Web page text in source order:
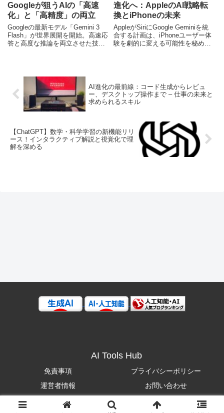
Googleが狙うAIの「高速
化」と「高精度」の両立
Googleの最新モデル「Gemini 3
Flash」が世界展開を開始。高速応
答と高度な推論を両立させた技術
進化へ：AppleのAI戦略転
換とiPhoneの未来
AppleがSiriにGoogle Geminiを統
合する計画は、iPhoneユーザー体
験を劇的に変える可能性を秘めて
AI進化の最前線：コード生成からレビュ
ー、デスクトップ操作まで – 仕事の未来と
求められるスキル
【ChatGPT】数学・科学学習の新機能リリ
ース！インタラクティブ解説と視覚化で理
解を深める
AI Tools Hub
免責事項
プライバシーポリシー
運営者情報
お問い合わせ
© 2025 AI Tools Hub.